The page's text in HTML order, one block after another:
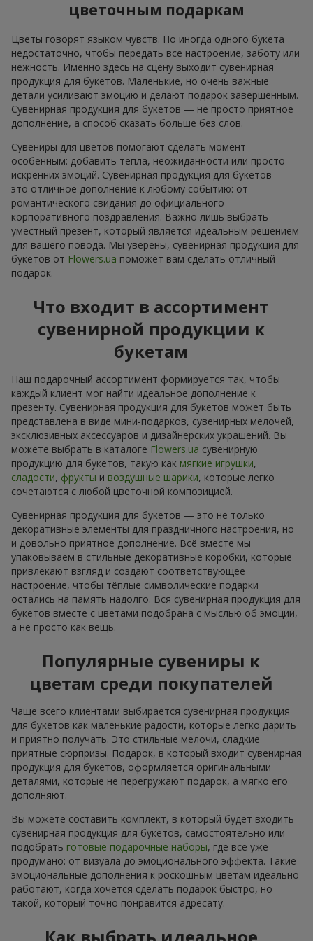
цветочным подаркам
Цветы говорят языком чувств. Но иногда одного букета
недостаточно, чтобы передать всё настроение, заботу или
нежность. Именно здесь на сцену выходит сувенирная
продукция для букетов. Маленькие, но очень важные
детали усиливают эмоцию и делают подарок завершённым.
Сувенирная продукция для букетов — не просто приятное
дополнение, а способ сказать больше без слов.
Сувениры для цветов помогают сделать момент
особенным: добавить тепла, неожиданности или просто
искренних эмоций. Сувенирная продукция для букетов —
это отличное дополнение к любому событию: от
романтического свидания до официального
корпоративного поздравления. Важно лишь выбрать
уместный презент, который является идеальным решением
для вашего повода. Мы уверены, сувенирная продукция для
букетов от Flowers.ua поможет вам сделать отличный
подарок.
Что входит в ассортимент
сувенирной продукции к
букетам
Наш подарочный ассортимент формируется так, чтобы
каждый клиент мог найти идеальное дополнение к
презенту. Сувенирная продукция для букетов может быть
представлена в виде мини-подарков, сувенирных мелочей,
эксклюзивных аксессуаров и дизайнерских украшений. Вы
можете выбрать в каталоге Flowers.ua сувенирную
продукцию для букетов, такую как мягкие игрушки,
сладости, фрукты и воздушные шарики, которые легко
сочетаются с любой цветочной композицией.
Сувенирная продукция для букетов — это не только
декоративные элементы для праздничного настроения, но
и довольно приятное дополнение. Всё вместе мы
упаковываем в стильные декоративные коробки, которые
привлекают взгляд и создают соответствующее
настроение, чтобы тёплые символические подарки
остались на память надолго. Вся сувенирная продукция для
букетов вместе с цветами подобрана с мыслью об эмоции,
а не просто как вещь.
Популярные сувениры к
цветам среди покупателей
Чаще всего клиентами выбирается сувенирная продукция
для букетов как маленькие радости, которые легко дарить
и приятно получать. Это стильные мелочи, сладкие
приятные сюрпризы. Подарок, в который входит сувенирная
продукция для букетов, оформляется оригинальными
деталями, которые не перегружают подарок, а мягко его
дополняют.
Вы можете составить комплект, в который будет входить
сувенирная продукция для букетов, самостоятельно или
подобрать готовые подарочные наборы, где всё уже
продумано: от визуала до эмоционального эффекта. Такие
эмоциональные дополнения к роскошным цветам идеально
работают, когда хочется сделать подарок быстро, но
такой, который точно понравится адресату.